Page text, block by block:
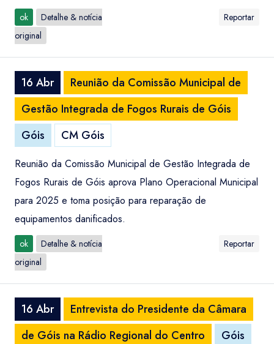
ok
Detalhe & notícia
original
Reportar
16 Abr
Reunião da Comissão Municipal de
Gestão Integrada de Fogos Rurais de Góis
Góis
CM Góis
Reunião da Comissão Municipal de Gestão Integrada de
Fogos Rurais de Góis aprova Plano Operacional Municipal
para 2025 e toma posição para reparação de
equipamentos danificados.
ok
Detalhe & notícia
original
Reportar
16 Abr
Entrevista do Presidente da Câmara
de Góis na Rádio Regional do Centro
Góis